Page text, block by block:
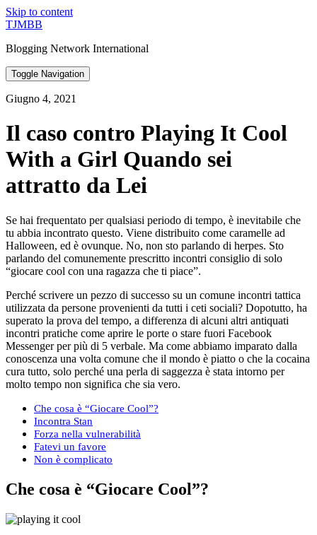
Skip to content
TJMBB
Blogging Network International
Toggle Navigation
Giugno 4, 2021
Il caso contro Playing It Cool
With a Girl Quando sei
attratto da Lei
Se hai frequentato per qualsiasi periodo di tempo, è inevitabile che
tu abbia incontrato questo. Viene distribuito come caramelle ad
Halloween, ed è ovunque. No, non sto parlando di herpes. Sto
parlando del comunemente prescritto incontri consiglio di solo
“giocare cool con una ragazza che ti piace”.
Perché scrivere un pezzo di successo su un comune incontri tattica
utilizzata da persone provenienti da tutti i ceti sociali? Dopotutto, ha
superato la prova del tempo, a differenza di alcuni altri antiquati
incontri pratiche come aprire le porte o stare fuori Facebook
Messenger per più di 5 verbale. Ma come abbiamo imparato dalla
conoscenza una volta comune che il mondo è piatto o che la cocaina
cura tutto, solo perché una perla di saggezza è stata intorno per
molto tempo non significa che sia vero.
Che cosa è “Giocare Cool”?
Incontra Stan
Forza nella vulnerabilità
Fatevi un favore
Non è complicato
Che cosa è “Giocare Cool”?